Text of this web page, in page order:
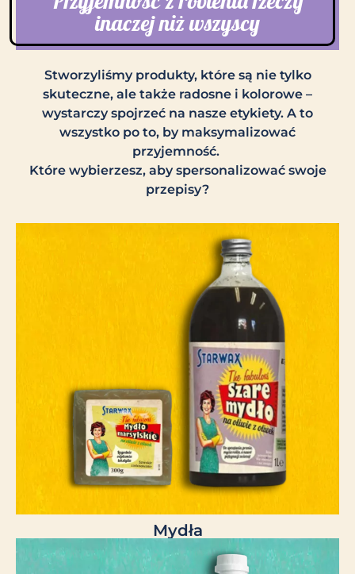
inaczej niż wszyscy
Stworzyliśmy produkty, które są nie tylko
skuteczne, ale także radosne i kolorowe –
wystarczy spojrzeć na nasze etykiety. A to
wszystko po to, by maksymalizować
przyjemność.
Które wybierzesz, aby spersonalizować swoje
przepisy?
Mydła